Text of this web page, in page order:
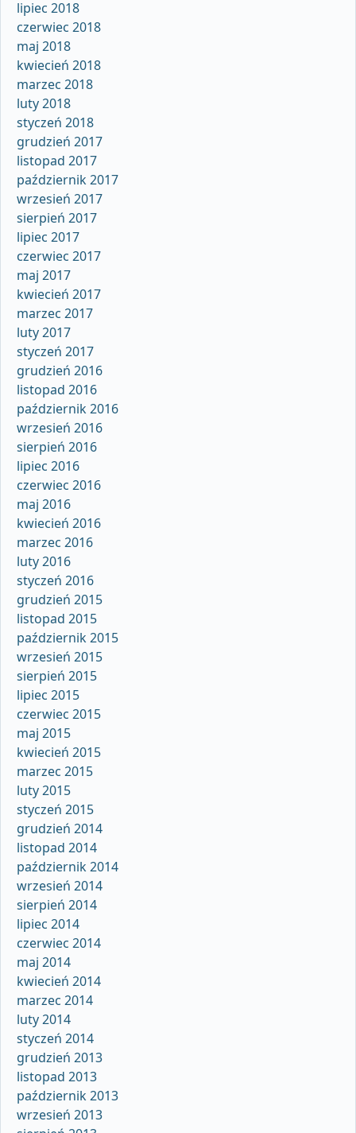
lipiec 2018
czerwiec 2018
maj 2018
kwiecień 2018
marzec 2018
luty 2018
styczeń 2018
grudzień 2017
listopad 2017
październik 2017
wrzesień 2017
sierpień 2017
lipiec 2017
czerwiec 2017
maj 2017
kwiecień 2017
marzec 2017
luty 2017
styczeń 2017
grudzień 2016
listopad 2016
październik 2016
wrzesień 2016
sierpień 2016
lipiec 2016
czerwiec 2016
maj 2016
kwiecień 2016
marzec 2016
luty 2016
styczeń 2016
grudzień 2015
listopad 2015
październik 2015
wrzesień 2015
sierpień 2015
lipiec 2015
czerwiec 2015
maj 2015
kwiecień 2015
marzec 2015
luty 2015
styczeń 2015
grudzień 2014
listopad 2014
październik 2014
wrzesień 2014
sierpień 2014
lipiec 2014
czerwiec 2014
maj 2014
kwiecień 2014
marzec 2014
luty 2014
styczeń 2014
grudzień 2013
listopad 2013
październik 2013
wrzesień 2013